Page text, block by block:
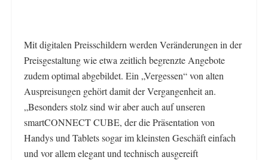
Mit digitalen Preisschildern werden Veränderungen in der
Preisgestaltung wie etwa zeitlich begrenzte Angebote
zudem optimal abgebildet. Ein „Vergessen“ von alten
Auspreisungen gehört damit der Vergangenheit an.
„Besonders stolz sind wir aber auch auf unseren
smartCONNECT CUBE, der die Präsentation von
Handys und Tablets sogar im kleinsten Geschäft einfach
und vor allem elegant und technisch ausgereift